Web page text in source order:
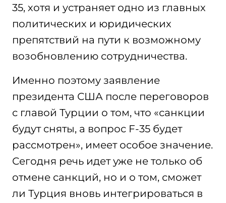
35, хотя и устраняет одно из главных
политических и юридических
препятствий на пути к возможному
возобновлению сотрудничества.
Именно поэтому заявление
президента США после переговоров
с главой Турции о том, что «санкции
будут сняты, а вопрос F-35 будет
рассмотрен», имеет особое значение.
Сегодня речь идет уже не только об
отмене санкций, но и о том, сможет
ли Турция вновь интегрироваться в